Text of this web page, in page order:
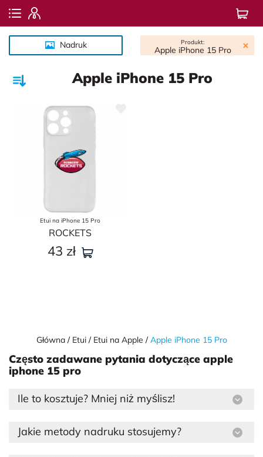
Nadruk Produkt:
Apple iPhone 15 Pro
Apple iPhone 15 Pro
Etui na iPhone 15 Pro
ROСKETS
43 zł
Główna Etui Etui na Apple Apple iPhone 15 Pro
Często zadawane pytania dotyczące apple
iphone 15 pro
Ile to kosztuje? Mniej niż myślisz!
Jakie metody nadruku stosujemy?